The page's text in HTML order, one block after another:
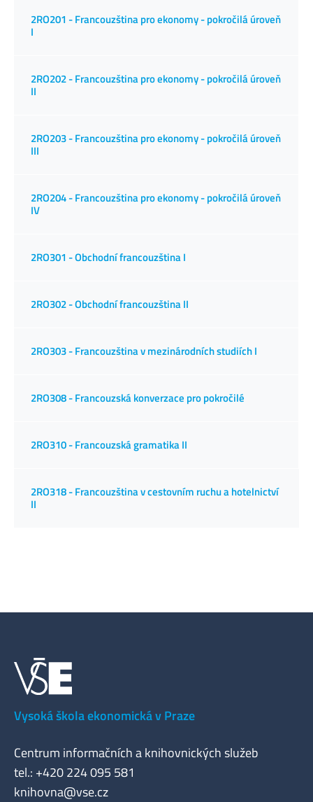
2RO201 - Francouzština pro ekonomy - pokročilá úroveň
I
2RO202 - Francouzština pro ekonomy - pokročilá úroveň
II
2RO203 - Francouzština pro ekonomy - pokročilá úroveň
III
2RO204 - Francouzština pro ekonomy - pokročilá úroveň
IV
2RO301 - Obchodní francouzština I
2RO302 - Obchodní francouzština II
2RO303 - Francouzština v mezinárodních studiích I
2RO308 - Francouzská konverzace pro pokročilé
2RO310 - Francouzská gramatika II
2RO318 - Francouzština v cestovním ruchu a hotelnictví
II
Vysoká škola ekonomická v Praze
Centrum informačních a knihovnických služeb
tel.: +420 224 095 581
knihovna@vse.cz